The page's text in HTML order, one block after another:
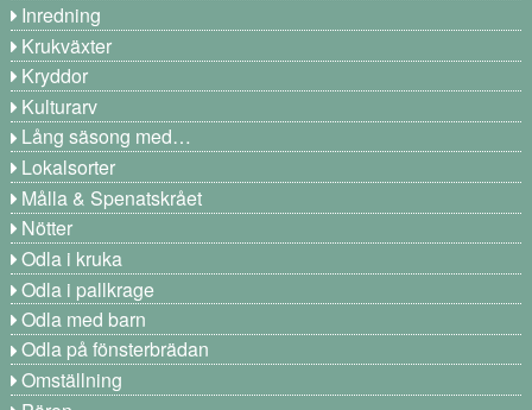
Inredning
Krukväxter
Kryddor
Kulturarv
Lång säsong med…
Lokalsorter
Målla & Spenatskrået
Nötter
Odla i kruka
Odla i pallkrage
Odla med barn
Odla på fönsterbrädan
Omställning